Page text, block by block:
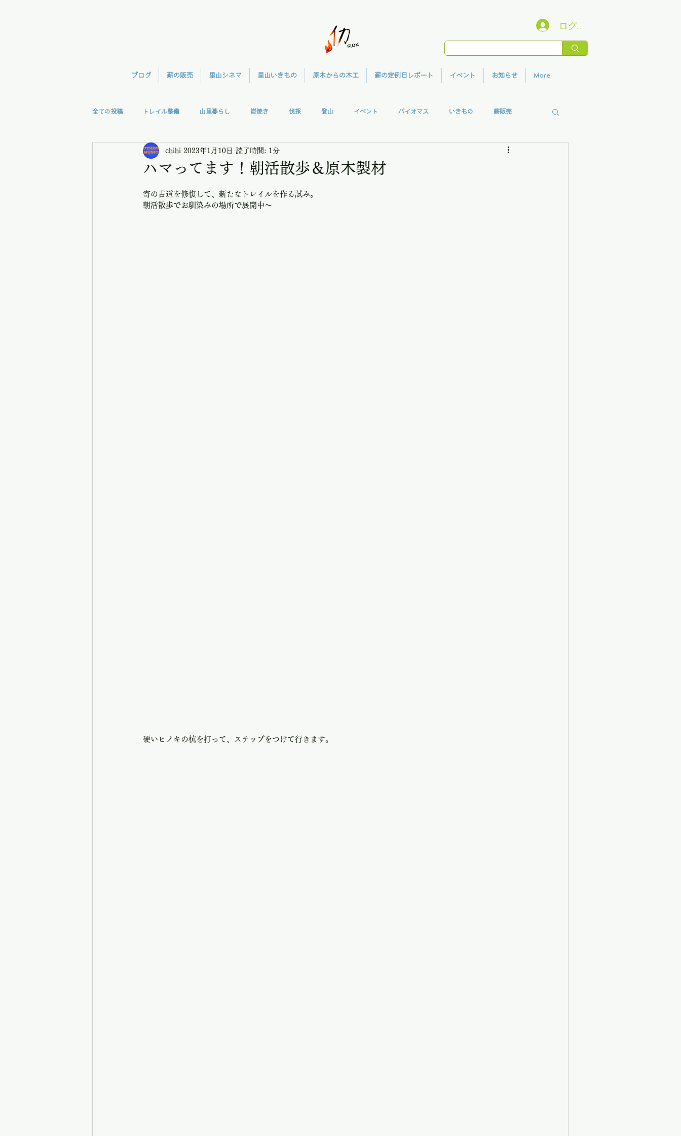
ログイン
ブログ 薪の販売 里山シネマ 里山いきもの 原木からの木工 薪の定例日レポート イベント お知らせ More
全ての投稿 トレイル整備 山里暮らし 炭焼き 伐採 登山 イベント バイオマス いきもの 薪販売
TreeClimb モモンガハウス 共同作業 香りプロジェクト
授業 里の味
ハマってます！朝活散歩＆原木製材
chihi 2023年1月10日 読了時間: 1分
寄の古道を修復して、新たなトレイルを作る試み。
朝活散歩でお馴染みの場所で展開中〜
硬いヒノキの杭を打って、ステップをつけて行きます。